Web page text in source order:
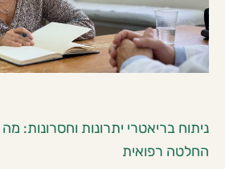
ניתוח בריאטרי יתרונות וחסרונות:
החלטה רפואית